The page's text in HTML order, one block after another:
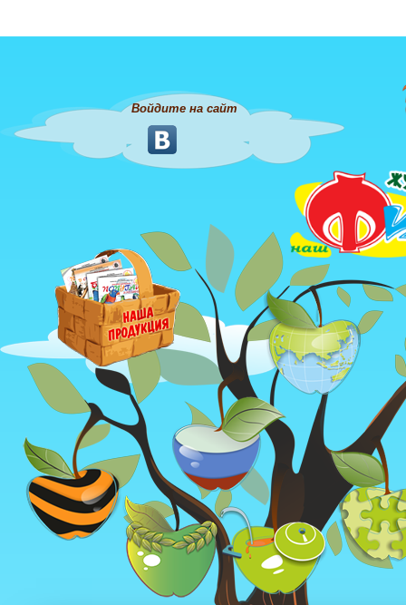
Войдите на сайт